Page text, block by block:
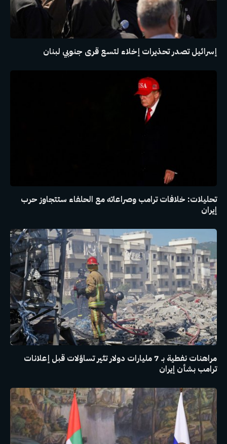
إسرائيل تصدر تحذيرات إخلاء لتسع قرى جنوبي لبنان
تحليلات: خلافات ترامب وصراعاته مع الحلفاء ستتجاوز حرب
إيران
مراهنات نفطية بـ 7 مليارات دولار تثير تساؤلات قبل إعلانات
ترامب بشأن إيران